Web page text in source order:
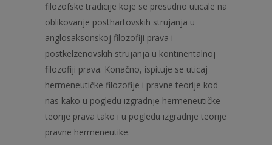
filozofske tradicije koje se presudno uticale na
oblikovanje posthartovskih strujanja u
anglosaksonskoj filozofiji prava i
postkelzenovskih strujanja u kontinentalnoj
filozofiji prava. Konačno, ispituje se uticaj
hermeneutičke filozofije i pravne teorije kod
nas kako u pogledu izgradnje hermeneutičke
teorije prava tako i u pogledu izgradnje teorije
pravne hermeneutike.